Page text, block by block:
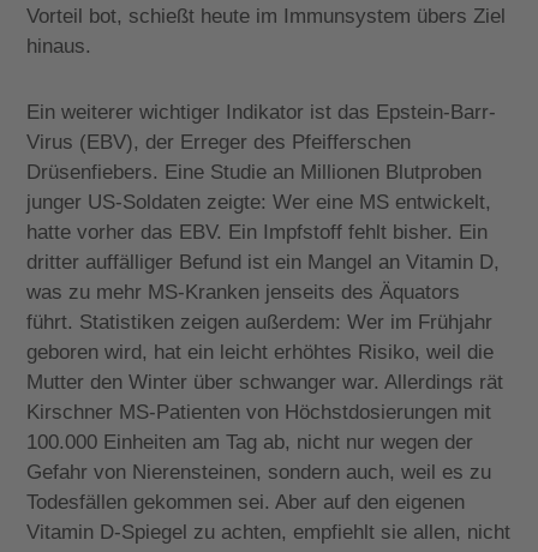
Vorteil bot, schießt heute im Immunsystem übers Ziel
hinaus.
Ein weiterer wichtiger Indikator ist das Epstein-Barr-
Virus (EBV), der Erreger des Pfeifferschen
Drüsenfiebers. Eine Studie an Millionen Blutproben
junger US-Soldaten zeigte: Wer eine MS entwickelt,
hatte vorher das EBV. Ein Impfstoff fehlt bisher. Ein
dritter auffälliger Befund ist ein Mangel an Vitamin D,
was zu mehr MS-Kranken jenseits des Äquators
führt. Statistiken zeigen außerdem: Wer im Frühjahr
geboren wird, hat ein leicht erhöhtes Risiko, weil die
Mutter den Winter über schwanger war. Allerdings rät
Kirschner MS-Patienten von Höchstdosierungen mit
100.000 Einheiten am Tag ab, nicht nur wegen der
Gefahr von Nierensteinen, sondern auch, weil es zu
Todesfällen gekommen sei. Aber auf den eigenen
Vitamin D-Spiegel zu achten, empfiehlt sie allen, nicht